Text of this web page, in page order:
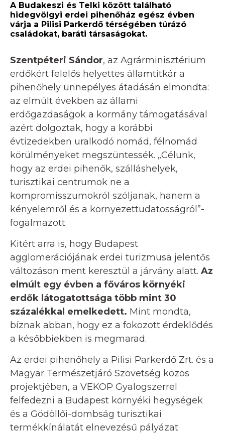
A Budakeszi és Telki között található
hidegvölgyi erdei pihenőház egész évben
várja a Pilisi Parkerdő térségében túrázó
családokat, baráti társaságokat.
Szentpéteri Sándor, az Agrárminisztérium
erdőkért felelős helyettes államtitkár a
pihenőhely ünnepélyes átadásán elmondta:
az elmúlt években az állami
erdőgazdaságok a kormány támogatásával
azért dolgoztak, hogy a korábbi
évtizedekben uralkodó nomád, félnomád
körülményeket megszüntessék. „Célunk,
hogy az erdei pihenők, szálláshelyek,
turisztikai centrumok ne a
kompromisszumokról szóljanak, hanem a
kényelemről és a környezettudatosságról”-
fogalmazott.
Kitért arra is, hogy Budapest
agglomerációjának erdei turizmusa jelentős
változáson ment keresztül a járvány alatt. Az
elmúlt egy évben a főváros környéki
erdők látogatottsága több mint 30
százalékkal emelkedett. Mint mondta,
bíznak abban, hogy ez a fokozott érdeklődés
a későbbiekben is megmarad.
Az erdei pihenőhely a Pilisi Parkerdő Zrt. és a
Magyar Természetjáró Szövetség közös
projektjében, a VEKOP Gyalogszerrel
felfedezni a Budapest környéki hegységek
és a Gödöllői-dombság turisztikai
termékkínálatát elnevezésű pályázat